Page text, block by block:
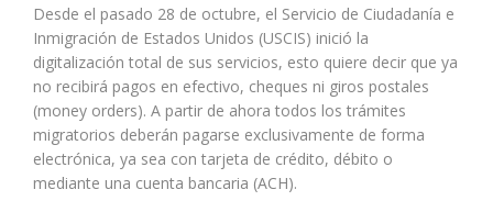
Desde el pasado 28 de octubre, el Servicio de Ciudadanía e
Inmigración de Estados Unidos (USCIS) inició la
digitalización total de sus servicios, esto quiere decir que ya
no recibirá pagos en efectivo, cheques ni giros postales
(money orders). A partir de ahora todos los trámites
migratorios deberán pagarse exclusivamente de forma
electrónica, ya sea con tarjeta de crédito, débito o
mediante una cuenta bancaria (ACH).